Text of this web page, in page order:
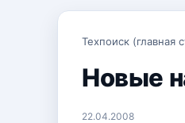
Техпоиск (главная
Новые
22.04.2008